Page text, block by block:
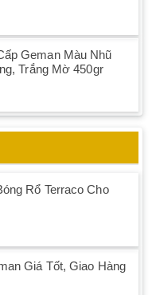
Geman Màu Nhũ
Trắng Mờ 450gr
Rổ Terraco Cho
Giá Tốt, Giao Hàng